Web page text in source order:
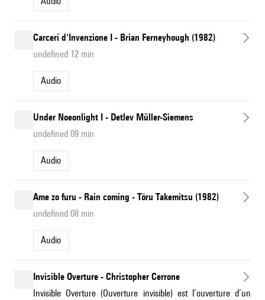
Carceri d'Invenzione I - Brian Ferneyhough (1982)
undefined 12 min
Audio
Under Noeonlight I - Detlev Müller-Siemens
undefined 09 min
Audio
Ame zo furu - Rain coming - Tōru Takemitsu (1982)
undefined 08 min
Audio
Invisible Overture - Christopher Cerrone
Invisible Overture (Ouverture invisible) est l’ouverture d’un